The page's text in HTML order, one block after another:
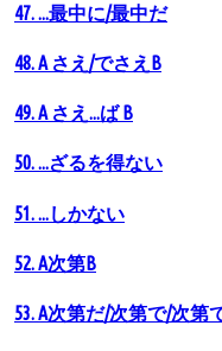
47. ...最中に/最中だ
48. A さえ/でさえB
49. A さえ...ば B
50. ...ざるを得ない
51. ...しかない
52. A次第B
53. A次第だ/次第で/次第